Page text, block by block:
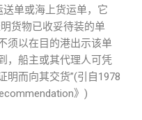
送单或海上货运单，它
货物已收妥待装的单
须以在目的港出示该单
，船主或其代理人可凭
明而向其交货”(引自1978
》)